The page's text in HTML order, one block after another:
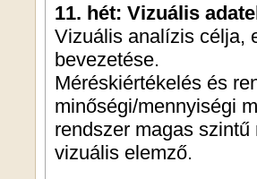
11. hét: Vizuális
Vizuális analízis célja,
bevezetése.
Méréskiértékelés és
minőségi/mennyiségi
rendszer magas
vizuális elemző.